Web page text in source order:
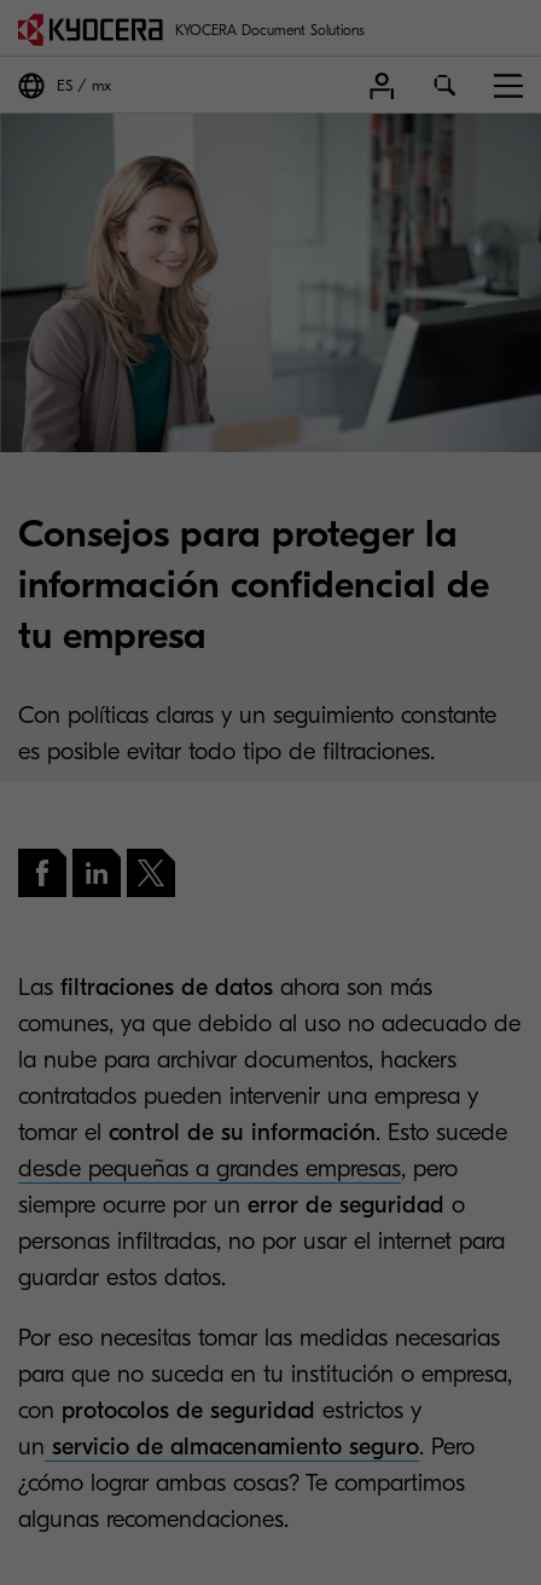
KYOCERA Document Solutions
ES mx
Consejos para proteger la
información confidencial de
tu empresa
Con políticas claras y un seguimiento constante
es posible evitar todo tipo de filtraciones.
Las filtraciones de datos ahora son más
comunes, ya que debido al uso no adecuado de
la nube para archivar documentos, hackers
contratados pueden intervenir una empresa y
tomar el control de su información. Esto sucede
desde pequeñas a grandes empresas, pero
siempre ocurre por un error de seguridad o
personas infiltradas, no por usar el internet para
guardar estos datos.
Por eso necesitas tomar las medidas necesarias
para que no suceda en tu institución o empresa,
con protocolos de seguridad estrictos y
un servicio de almacenamiento seguro. Pero
¿cómo lograr ambas cosas? Te compartimos
algunas recomendaciones.